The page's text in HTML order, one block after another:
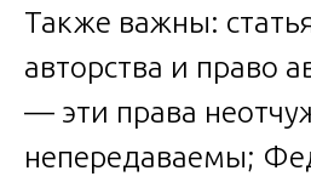
Также важны:
авторства и право
— эти права
непередаваемы;